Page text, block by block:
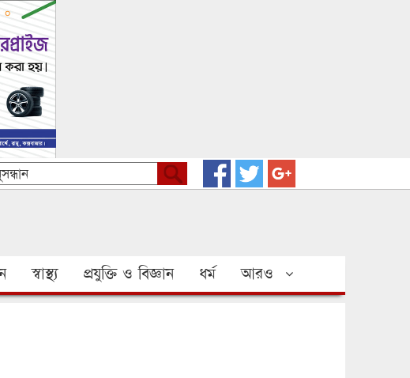
স্বাস্থ্য প্রযুক্তি ও বিজ্ঞান ধর্ম আরও